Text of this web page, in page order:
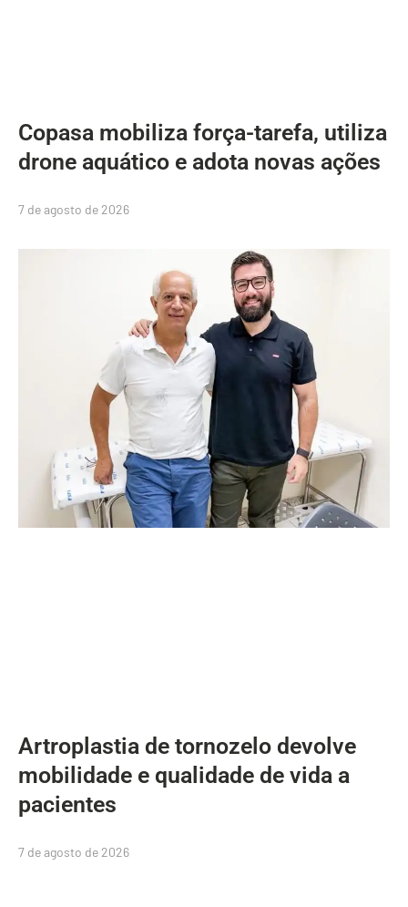
Copasa mobiliza força-tarefa, utiliza
drone aquático e adota novas ações
7 de agosto de 2026
Artroplastia de tornozelo devolve
mobilidade e qualidade de vida a
pacientes
7 de agosto de 2026